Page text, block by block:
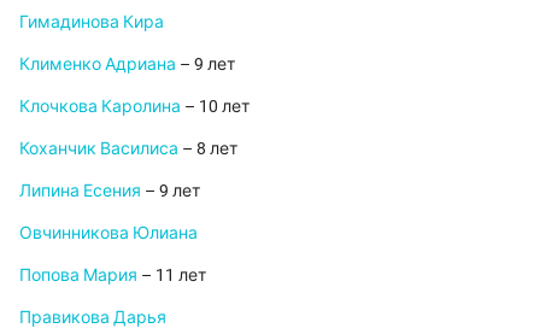
Гимадинова Кира
Клименко Адриана – 9 лет
Клочкова Каролина – 10 лет
Коханчик Василиса – 8 лет
Липина Есения – 9 лет
Овчинникова Юлиана
Попова Мария – 11 лет
Правикова Дарья